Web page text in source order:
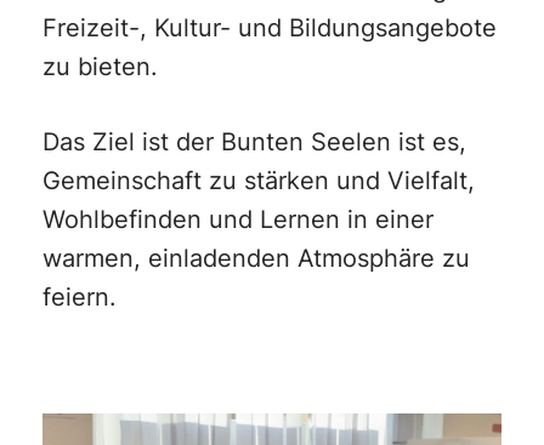
Freizeit-, Kultur- und Bildungsangebote
zu bieten.
Das Ziel ist der Bunten Seelen ist es,
Gemeinschaft zu stärken und Vielfalt,
Wohlbefinden und Lernen in einer
warmen, einladenden Atmosphäre zu
feiern.